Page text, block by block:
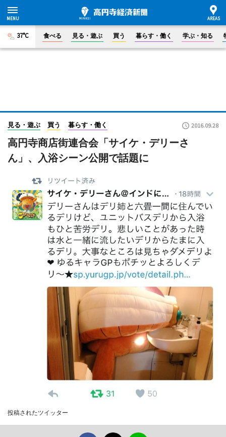
37°C 食べる 見る・遊ぶ 買う 暮らす・働く 学ぶ・知る
見る・遊ぶ 買う 暮らす・働く 2016.09.28
高円寺商店街連合会「サイケ・デリーさ
ん」、入浴シーン公開で話題に
投稿されたツイッター